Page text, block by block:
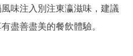
味注入別注東瀛滋味，建議
盡善盡美的餐飲體驗。